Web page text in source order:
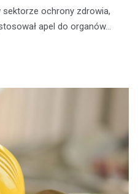
ochrony zdrowia,
apel do organów…